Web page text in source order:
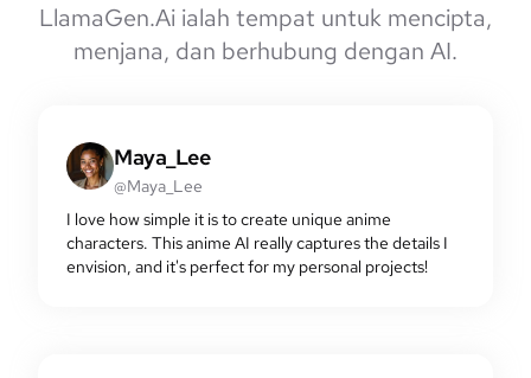
LlamaGen.Ai ialah tempat untuk mencipta,
menjana, dan berhubung dengan AI.
Maya_Lee
@Maya_Lee
I love how simple it is to create unique anime
characters. This anime AI really captures the details I
envision, and it's perfect for my personal projects!